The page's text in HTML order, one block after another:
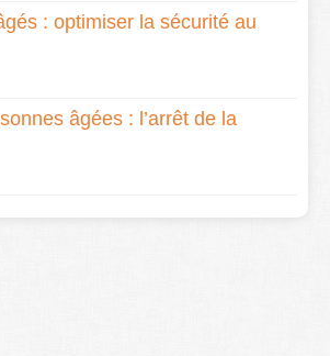
: optimiser la sécurité au
âgées : l’arrêt de la